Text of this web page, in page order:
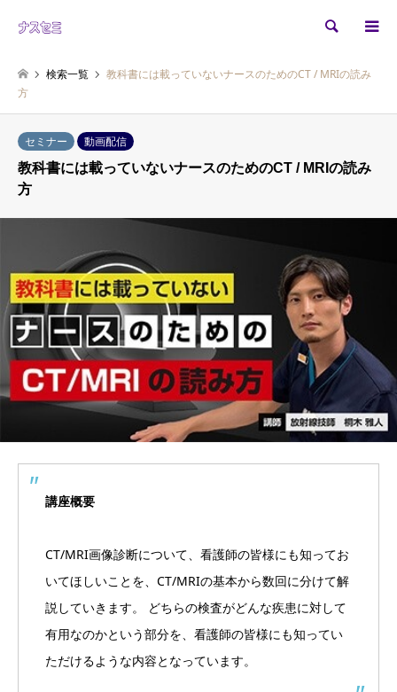
検索
検索一覧
教科書には載っていないナースのためのCT / MRIの読み
方
セミナー
動画配信
教科書には載っていないナースのためのCT / MRIの読み
方
講座概要
CT/MRI画像診断について、看護師の皆様にも知ってお
いてほしいことを、CT/MRIの基本から数回に分けて解
説していきます。 どちらの検査がどんな疾患に対して
有用なのかという部分を、看護師の皆様にも知ってい
ただけるような内容となっています。